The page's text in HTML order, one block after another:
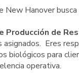
New Hanover busca
Producción de
Eres
biológicos para
operativa.